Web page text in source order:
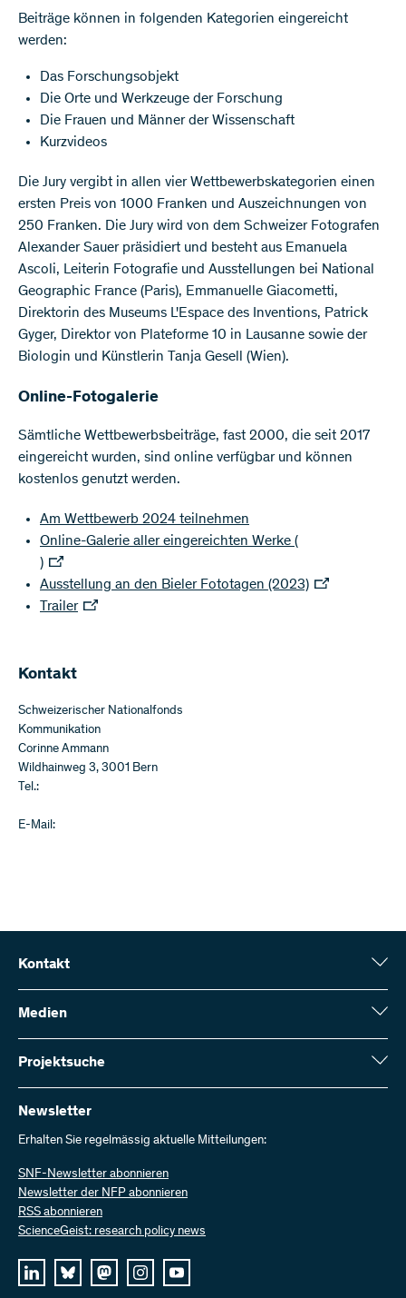
Beiträge können in folgenden Kategorien eingereicht
werden:
Das Forschungsobjekt
Die Orte und Werkzeuge der Forschung
Die Frauen und Männer der Wissenschaft
Kurzvideos
Die Jury vergibt in allen vier Wettbewerbskategorien einen
ersten Preis von 1000 Franken und Auszeichnungen von
250 Franken. Die Jury wird von dem Schweizer Fotografen
Alexander Sauer präsidiert und besteht aus Emanuela
Ascoli, Leiterin Fotografie und Ausstellungen bei National
Geographic France (Paris), Emmanuelle Giacometti,
Direktorin des Museums L'Espace des Inventions, Patrick
Gyger, Direktor von Plateforme 10 in Lausanne sowie der
Biologin und Künstlerin Tanja Gesell (Wien).
Online-Fotogalerie
Sämtliche Wettbewerbsbeiträge, fast 2000, die seit 2017
eingereicht wurden, sind online verfügbar und können
kostenlos genutzt werden.
Am Wettbewerb 2024 teilnehmen
Online-Galerie aller eingereichten Werke (
)
Ausstellung an den Bieler Fototagen (2023)
Trailer
Kontakt
Schweizerischer Nationalfonds
Kommunikation
Corinne Ammann
Wildhainweg 3, 3001 Bern
Tel.:
E-Mail:
Kontakt
Schweizerischer Nationalfonds (SNF)
Wildhainweg 3
Kontakt aufnehmen
Rechnung senden
Bei uns arbeiten
Offene Stellen
Medien
Medienauskünfte
Jahresbericht
Projektsuche
Hier finden Sie umfangreiche Informationen zu den vom SNF
bewilligten Forschungsprojekten und Förderbeiträgen:
Projektsuche
Newsletter
Erhalten Sie regelmässig aktuelle Mitteilungen:
SNF-Newsletter abonnieren
Newsletter der NFP abonnieren
RSS abonnieren
ScienceGeist: research policy news